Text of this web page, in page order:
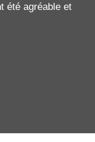
été agréable et